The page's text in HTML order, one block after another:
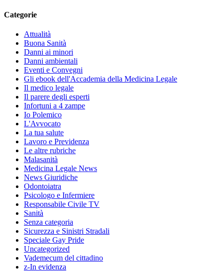
Categorie
Attualità
Buona Sanità
Danni ai minori
Danni ambientali
Eventi e Convegni
Gli ebook dell'Accademia della Medicina Legale
Il medico legale
Il parere degli esperti
Infortuni a 4 zampe
Io Polemico
L'Avvocato
La tua salute
Lavoro e Previdenza
Le altre rubriche
Malasanità
Medicina Legale News
News Giuridiche
Odontoiatra
Psicologo e Infermiere
Responsabile Civile TV
Sanità
Senza categoria
Sicurezza e Sinistri Stradali
Speciale Gay Pride
Uncategorized
Vademecum del cittadino
z-In evidenza